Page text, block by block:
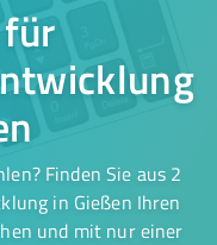
Finden Sie aus 2
in Gießen Ihren
und mit nur einer